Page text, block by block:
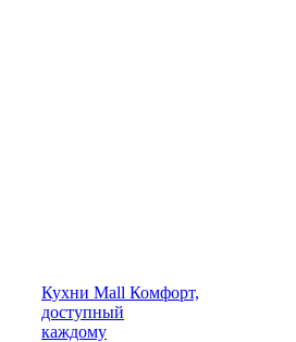
Кухни Mall Комфорт,
доступный
каждому